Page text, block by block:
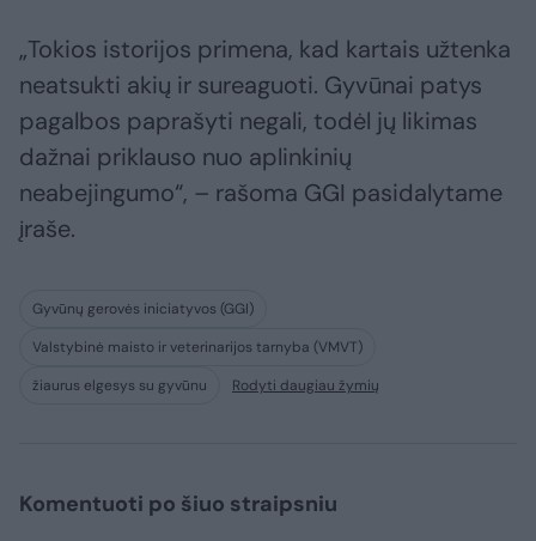
„Tokios istorijos primena, kad kartais užtenka
neatsukti akių ir sureaguoti. Gyvūnai patys
pagalbos paprašyti negali, todėl jų likimas
dažnai priklauso nuo aplinkinių
neabejingumo“, – rašoma GGI pasidalytame
įraše.
Gyvūnų gerovės iniciatyvos (GGI)
Valstybinė maisto ir veterinarijos tarnyba (VMVT)
žiaurus elgesys su gyvūnu
Rodyti daugiau žymių
Komentuoti po šiuo straipsniu